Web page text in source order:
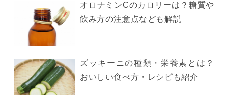
オロナミンCのカロリーは？糖質や
飲み方の注意点なども解説
ズッキーニの種類・栄養素とは？
おいしい食べ方・レシピも紹介